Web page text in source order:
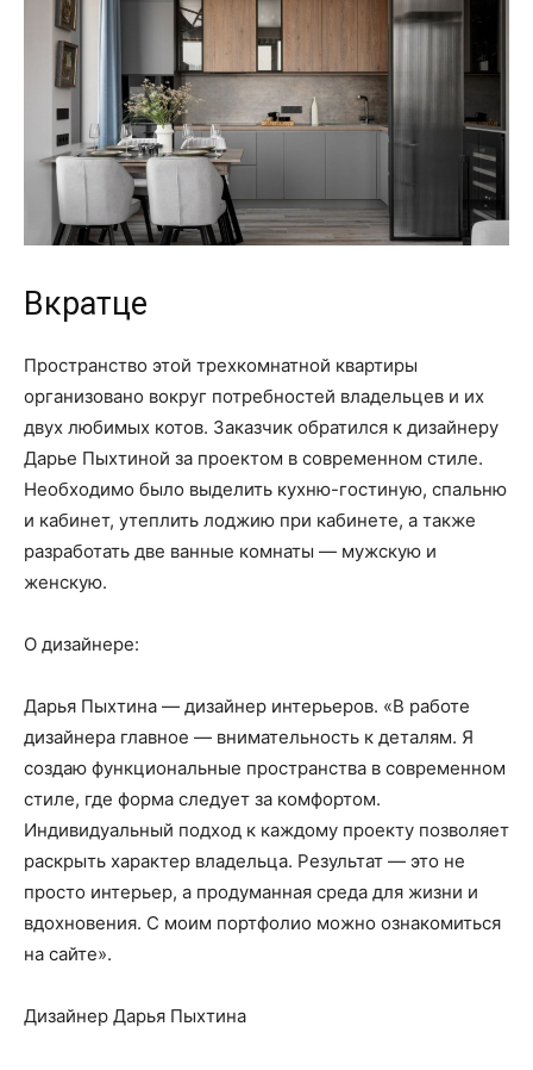
Вкратце
Пространство этой трехкомнатной квартиры
организовано вокруг потребностей владельцев и их
двух любимых котов. Заказчик обратился к дизайнеру
Дарье Пыхтиной за проектом в современном стиле.
Необходимо было выделить кухню-гостиную, спальню
и кабинет, утеплить лоджию при кабинете, а также
разработать две ванные комнаты — мужскую и
женскую.
О дизайнере:
Дарья Пыхтина — дизайнер интерьеров. «В работе
дизайнера главное — внимательность к деталям. Я
создаю функциональные пространства в современном
стиле, где форма следует за комфортом.
Индивидуальный подход к каждому проекту позволяет
раскрыть характер владельца. Результат — это не
просто интерьер, а продуманная среда для жизни и
вдохновения. С моим портфолио можно ознакомиться
на сайте».
Дизайнер Дарья Пыхтина